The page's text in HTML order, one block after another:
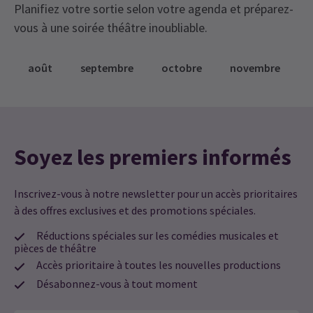
Planifiez votre sortie selon votre agenda et préparez-
vous à une soirée théâtre inoubliable.
août septembre octobre novembre
Soyez les premiers informés
Inscrivez-vous à notre newsletter pour un accès prioritaires
à des offres exclusives et des promotions spéciales.
Réductions spéciales sur les comédies musicales et
pièces de théâtre
Accès prioritaire à toutes les nouvelles productions
Désabonnez-vous à tout moment